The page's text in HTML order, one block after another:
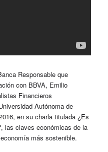
Responsable que
con BBVA, Emilio
Financieros
Autónoma de
en su charla titulada ¿Es
las claves económicas de la
más sostenible.